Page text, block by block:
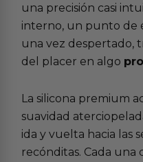
una precisión casi
interno, un punto de
una vez despertado,
del placer en algo
La silicona premium
suavidad
ida y vuelta hacia las
recónditas. Cada una